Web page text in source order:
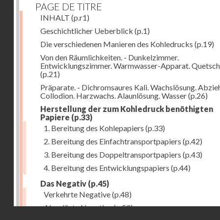
PAGE DE TITRE
INHALT (p.r1)
Geschichtlicher Ueberblick (p.1)
Die verschiedenen Manieren des Kohledrucks (p.19)
Von den Räumlichkeiten. - Dunkelzimmer.
Entwicklungszimmer. Warmwasser-Apparat.
(p.21)
Präparate. - Dichromsaures Kali. Wachslösung.
Collodion. Harzwachs. Alaunlösung. Wasser(p.26)
Herstellung der zum Kohledruck benöthigten
Papiere (p.33)
1. Bereitung des Kohlepapiers (p.33)
2. Bereitung des Einfachtransportpapiers (p.42)
3. Bereitung des Doppeltransportpapiers (p.43)
4. Bereitung des Entwicklungspapiers (p.44)
Das Negativ (p.45)
Verkehrte Negative(p.48)
Abgelöste Negative(p.50)